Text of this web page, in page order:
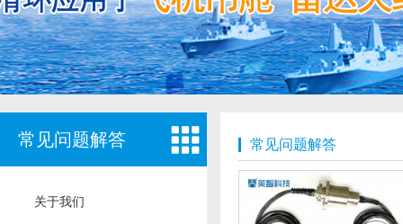
常见问题解答
关于我们
常见问题解答